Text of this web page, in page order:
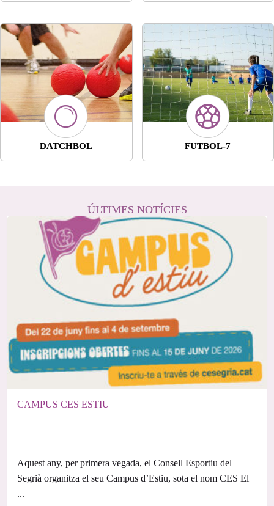
DATCHBOL FUTBOL-7
ÚLTIMES NOTÍCIES
CAMPUS CES ESTIU
Aquest any, per primera vegada, el Consell Esportiu del
Segrià organitza el seu Campus d’Estiu, sota el nom CES El
...